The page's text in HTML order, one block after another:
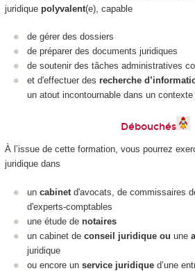
juridique polyvalent(e), capable
de gérer des dossiers
de préparer des documents juridiques
de soutenir des tâches administratives
et d'effectuer des recherche
un atout incontournable dans un
Débouchés
À l’issue de cette formation, vous pourrez
juridique dans
un cabinet d'avocats, de commissaires
d'experts-comptables
une étude de notaires
un cabinet de conseil juridique ou une
juridique
ou encore un service juridique d’une